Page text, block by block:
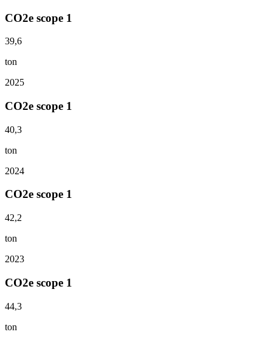
CO2e scope 1
39,6
ton
2025
CO2e scope 1
40,3
ton
2024
CO2e scope 1
42,2
ton
2023
CO2e scope 1
44,3
ton